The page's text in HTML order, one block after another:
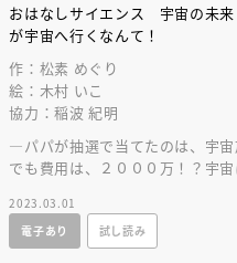
おはなしサイエンス 宇宙の未
が宇宙へ行くなんて！
作：松素 めぐり
絵：木村 いこ
協力：稲波 紀明
―パパが抽選で当てたのは、宇宙
でも費用は、２０００万！？宇
宙好き必読の一冊
2023.03.01
電子あり
試し読み